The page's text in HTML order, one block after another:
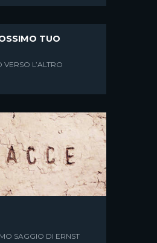
TUO
L’ALTRO
SAGGIO DI ERNST